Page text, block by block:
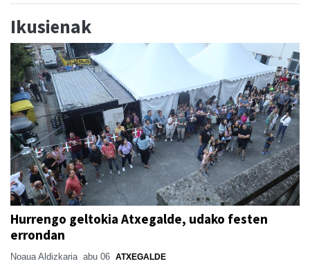
Ikusienak
Hurrengo geltokia Atxegalde, udako festen
errondan
Noaua Aldizkaria abu 06 ATXEGALDE